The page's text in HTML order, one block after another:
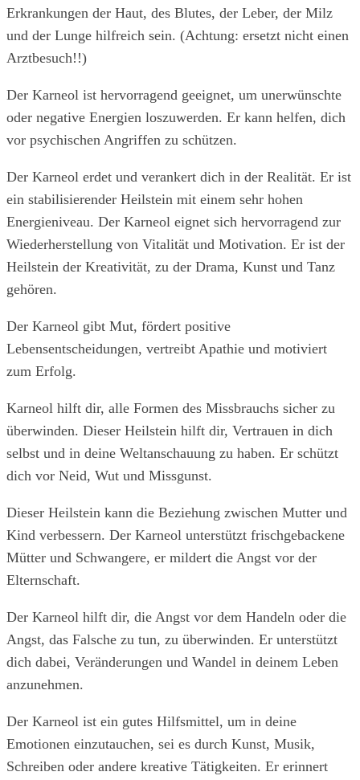
Erkrankungen der Haut, des Blutes, der Leber, der Milz
und der Lunge hilfreich sein. (Achtung: ersetzt nicht einen
Arztbesuch!!)
Der Karneol ist hervorragend geeignet, um unerwünschte
oder negative Energien loszuwerden. Er kann helfen, dich
vor psychischen Angriffen zu schützen.
Der Karneol erdet und verankert dich in der Realität. Er ist
ein stabilisierender Heilstein mit einem sehr hohen
Energieniveau. Der Karneol eignet sich hervorragend zur
Wiederherstellung von Vitalität und Motivation. Er ist der
Heilstein der Kreativität, zu der Drama, Kunst und Tanz
gehören.
Der Karneol gibt Mut, fördert positive
Lebensentscheidungen, vertreibt Apathie und motiviert
zum Erfolg.
Karneol hilft dir, alle Formen des Missbrauchs sicher zu
überwinden. Dieser Heilstein hilft dir, Vertrauen in dich
selbst und in deine Weltanschauung zu haben. Er schützt
dich vor Neid, Wut und Missgunst.
Dieser Heilstein kann die Beziehung zwischen Mutter und
Kind verbessern. Der Karneol unterstützt frischgebackene
Mütter und Schwangere, er mildert die Angst vor der
Elternschaft.
Der Karneol hilft dir, die Angst vor dem Handeln oder die
Angst, das Falsche zu tun, zu überwinden. Er unterstützt
dich dabei, Veränderungen und Wandel in deinem Leben
anzunehmen.
Der Karneol ist ein gutes Hilfsmittel, um in deine
Emotionen einzutauchen, sei es durch Kunst, Musik,
Schreiben oder andere kreative Tätigkeiten. Er erinnert